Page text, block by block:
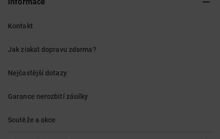
Kontakt
Jak získat dopravu zdarma?
Nejčastější dotazy
Garance nerozbití zásilky
Soutěže a akce